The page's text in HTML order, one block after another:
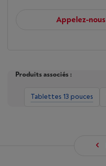
Appelez-
Produits associés :
Tablettes 13 pouces